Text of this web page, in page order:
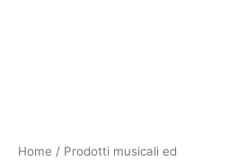
Home / Prodotti musicali ed
5